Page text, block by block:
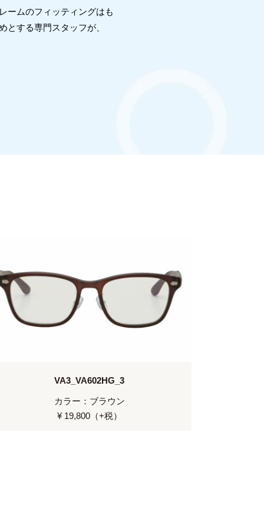
ームのフィッティングはも
する専門スタッフが、
VA3_VA602HG_3
カラー：ブラウン
¥ 19,800（+税）